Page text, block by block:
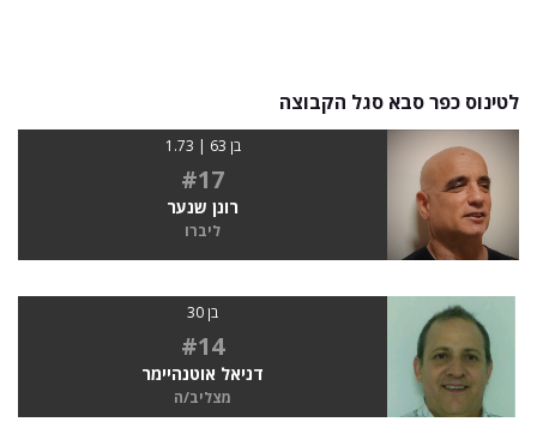
לטינוס כפר סבא סגל הקבוצה
בן 63 | 1.73
#17
רונן שנער
ליברו
בן 30
#14
דניאל אוטנהיימר
מצליב/ה